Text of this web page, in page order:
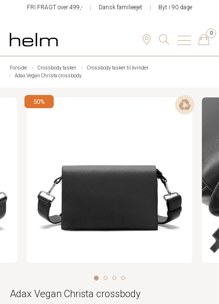
FRI FRAGT over 499,- Dansk familieejet Byt i 90 dage
0
Forside Crossbody tasker
Crossbody tasker til kvinder
Adax Vegan Christa crossbody
50%
Adax Vegan Christa crossbody